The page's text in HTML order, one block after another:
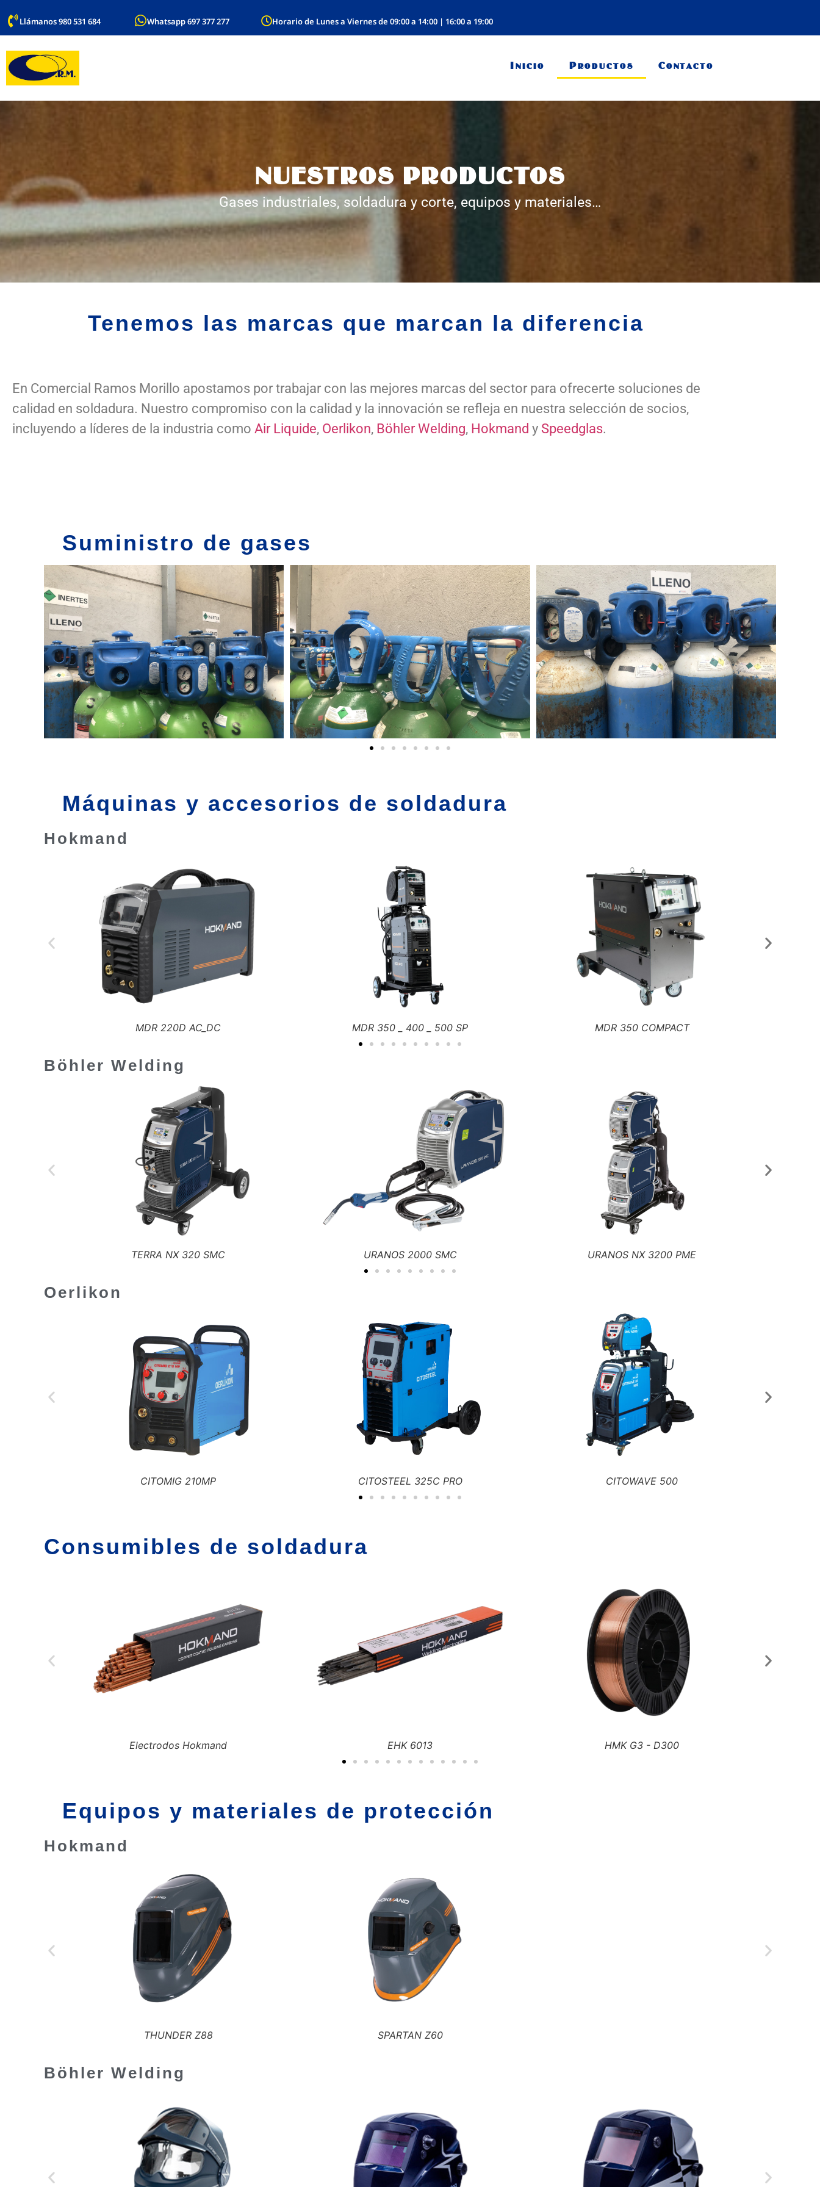
Llámanos 980 531 684 Whatsapp 697 377 277 Horario de Lunes a Viernes de 09:00 a 14:00 | 16:00 a 19:00
Inicio Productos Contacto
NUESTROS PRODUCTOS
Gases industriales, soldadura y corte, equipos y materiales…
Tenemos las marcas que marcan la diferencia
En Comercial Ramos Morillo apostamos por trabajar con las mejores marcas del sector para ofrecerte soluciones de
calidad en soldadura. Nuestro compromiso con la calidad y la innovación se refleja en nuestra selección de socios,
incluyendo a líderes de la industria como Air Liquide, Oerlikon, Böhler Welding, Hokmand y Speedglas.
Suministro de gases
Máquinas y accesorios de soldadura
Hokmand
MDR 350 _ 400 _ 500 SP MDR 350 COMPACT SDR 180 _ 200 _ 220
Böhler Welding
URANOS 2000 SMC URANOS NX 3200 PME TERRA 150
Oerlikon
CITOSTEEL 325C PRO CITOWAVE 500 CITOTIG 200 AC_DC - PAK FR
Consumibles de soldadura
EHK 6013 HMK G3 - D300 HMK G3 DRUM PACK
Equipos y materiales de protección
Hokmand
THUNDER Z88 SPARTAN Z60
Böhler Welding